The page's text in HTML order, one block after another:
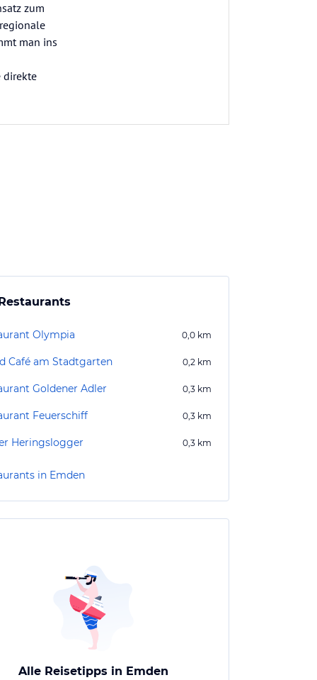
zum
man ins
direkte
Olympia 0,0 km
Café am Stadtgarten 0,2 km
Goldener Adler 0,3 km
Feuerschiff 0,3 km
Heringslogger 0,3 km
in Emden
Alle Reisetipps in Emden